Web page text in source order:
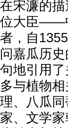
在宋濂的
位大臣——
者，自
问嘉瓜历
句地引用
多与植物
理、八瓜
家、文学